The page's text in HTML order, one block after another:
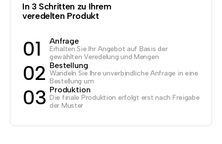
In 3 Schritten zu Ihrem
veredelten Produkt
01 Anfrage
Erhalten Sie Ihr Angebot auf Basis der
gewählten Veredelung und Mengen
02 Bestellung
Wandeln Sie Ihre unverbindliche Anfrage in eine
Bestellung um
03 Produktion
Die finale Produktion erfolgt erst nach Freigabe
der Muster